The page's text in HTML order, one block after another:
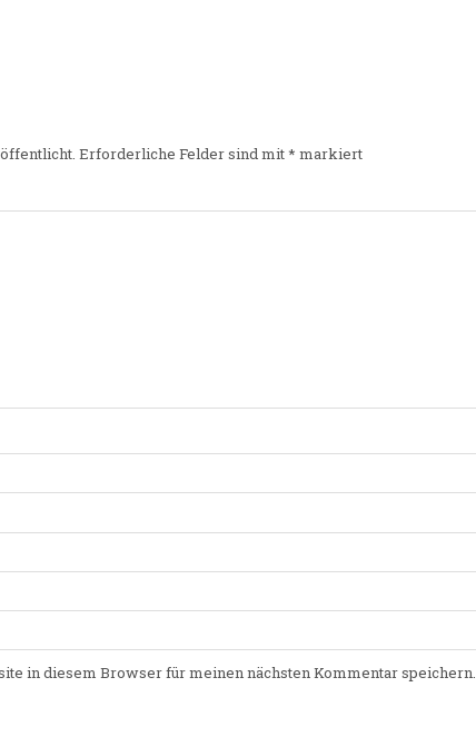
Erforderliche Felder sind mit* markiert
in diesem Browser für meinen nächsten Kommentar speichern.